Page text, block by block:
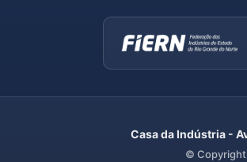
Casa da Indústria -
© Copyright